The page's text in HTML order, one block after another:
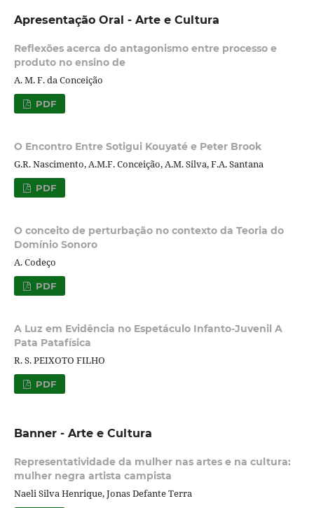
Apresentação Oral - Arte e Cultura
Reflexões acerca do antagonismo entre processo e
produto no ensino de
A. M. F. da Conceição
PDF
O Encontro Entre Sotigui Kouyaté e Peter Brook
G.R. Nascimento, A.M.F. Conceição, A.M. Silva, F.A. Santana
PDF
O conceito de perturbação no contexto da Teoria do
Domínio Sonoro
A. Codeço
PDF
A Luz em Evidência no Espetáculo Infanto-Juvenil A
Pata Patafísica
R. S. PEIXOTO FILHO
PDF
Banner - Arte e Cultura
Representatividade da mulher nas artes e na cultura:
mulher negra artista campista
Naeli Silva Henrique, Jonas Defante Terra